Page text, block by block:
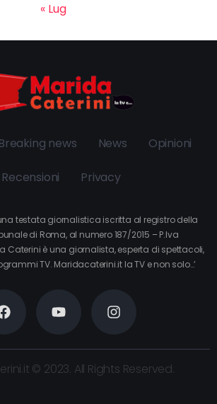
« Lug
Breaking news News Opinioni
Recensioni Privacy
testata giornalistica iscritta al registro della
di Roma, al numero 187/2015 – P.Iva
Caterini è una giornalista, esperta di spettacoli,
TV. Maridacaterini.it la TV e non solo…’
© 2023. All Rights Reserved.